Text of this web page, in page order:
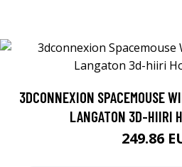
3DCONNEXION SPACEMOUSE
LANGATON 3D-HIIRI
249.86